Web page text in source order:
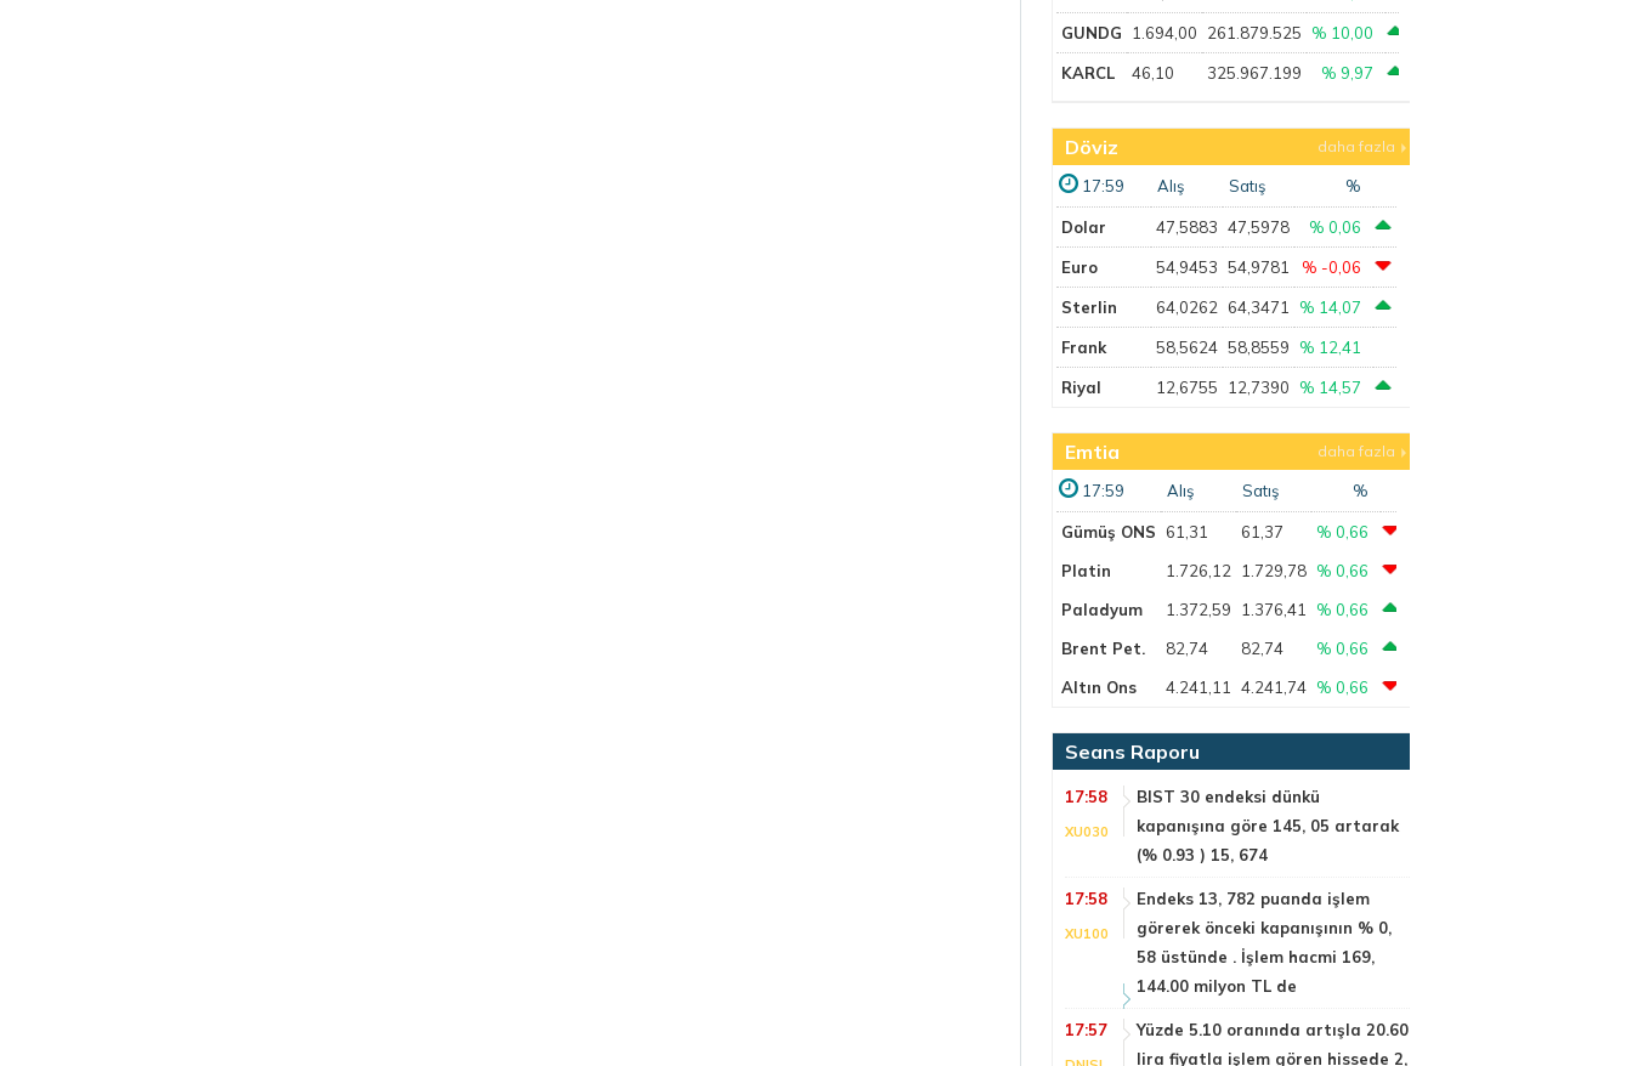
GUNDG 1.694,00 261.879.525 % 10,00
KARCL 46,10 325.967.199 % 9,97
Döviz daha fazla
17:59 Alış Satış %
Dolar 47,5883 47,5978 % 0,06
Euro 54,9453 54,9781 % -0,06
Sterlin 64,0262 64,3471 % 14,07
Frank 58,5624 58,8559 % 12,41
Riyal 12,6755 12,7390 % 14,57
Emtia daha fazla
17:59 Alış Satış %
Gümüş ONS 61,31 61,37
% 0,66
Platin
1.726,12 1.729,78 % 0,66
Paladyum
1.372,59 1.376,41
% 0,66
Brent Pet.
82,74 82,74
% 0,66
Altın Ons
4.241,11 4.241,74 % 0,66
Seans Raporu
17:58
XU030
BIST 30 endeksi dünkü
kapanışına göre 145, 05 artarak
(% 0.93 ) 15, 674
17:58
XU100
Endeks 13, 782 puanda işlem
görerek önceki kapanışının % 0,
58 üstünde . İşlem hacmi 169,
144.00 milyon TL de
17:57
Yüzde 5.10 oranında artışla 20.60
lira fiyatla işlem gören hissede 2,